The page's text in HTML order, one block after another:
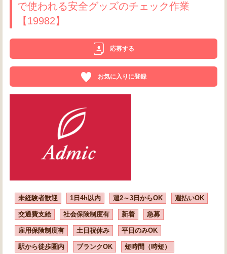
で使われる安全グッズのチェック作業
【19982】
応募する
お気に入りに登録
未経験者歓迎 1日4h以内 週2～3日からOK 週払いOK
交通費支給 社会保険制度有 新着 急募
雇用保険制度有 土日祝休み 平日のみOK
駅から徒歩圏内 ブランクOK 短時間（時短）